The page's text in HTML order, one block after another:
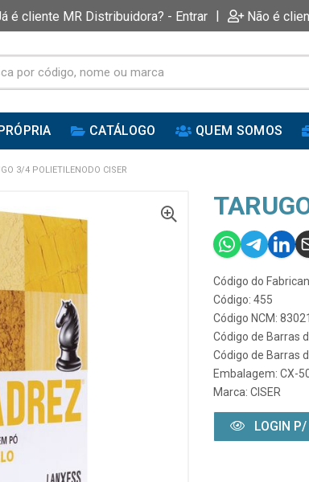
é cliente MR Distribuidora? - Entrar | Não é
CATÁLOGO QUEM SOMOS
3/4 POLIETILENODO CISER
Código do
Código: 455
Código NCM:
Código de Barras
Código de Barras
Embalagem: CX-
Marca: CISER
LOGIN P/